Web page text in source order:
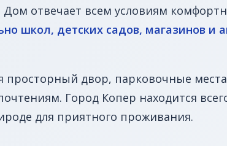
отвечает всем условиям
школ, детских садов, магазинов и
просторный двор, парковочные
Город Копер находится
для приятного проживания.